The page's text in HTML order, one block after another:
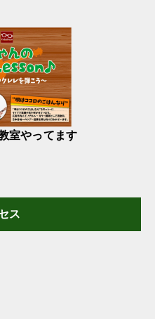
室やってます
ス